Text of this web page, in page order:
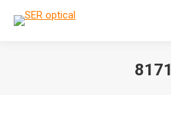
8171